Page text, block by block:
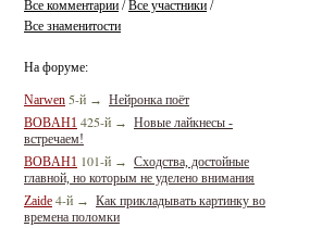
Все комментарии /Все участники /
Все знаменитости
На форуме:
Narwen 5-й → Нейронка поёт
BOBAH1 425-й → Новые лайкнесы -
встречаем!
BOBAH1 101-й → Сходства, достойные
главной, но которым не уделено внимания
Zaide 4-й → Как прикладывать картинку во
времена поломки